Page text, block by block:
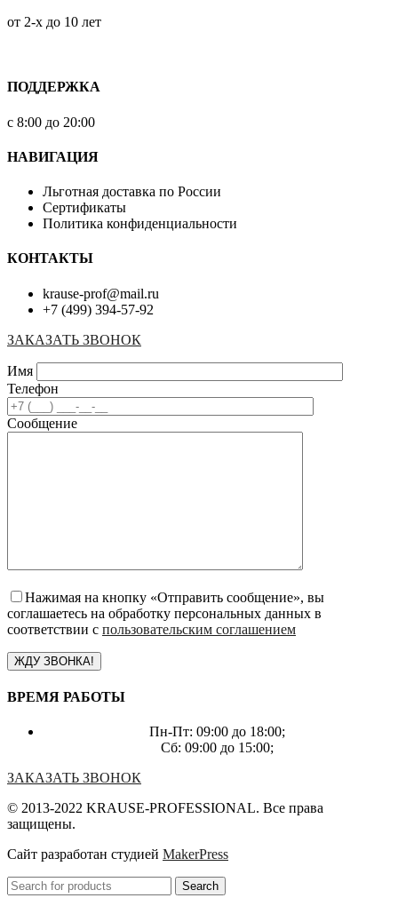
от 2-х до 10 лет
ПОДДЕРЖКА
с 8:00 до 20:00
НАВИГАЦИЯ
Льготная доставка по России
Сертификаты
Политика конфиденциальности
КОНТАКТЫ
krause-prof@mail.ru
+7 (499) 394-57-92
ЗАКАЗАТЬ ЗВОНОК
Имя
Телефон
Сообщение
Нажимая на кнопку «Отправить сообщение», вы
соглашаетесь на обработку персональных данных в
соответствии с пользовательским соглашением
ВРЕМЯ РАБОТЫ
Пн-Пт: 09:00 до 18:00;
Сб: 09:00 до 15:00;
ЗАКАЗАТЬ ЗВОНОК
© 2013-2022 KRAUSE-PROFESSIONAL. Все права
защищены.
Сайт разработан студией MakerPress
Search